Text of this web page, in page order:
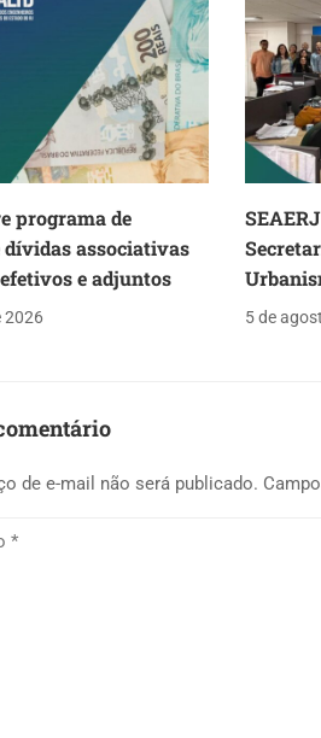
programa de
dívidas associativas
e adjuntos
2026 5 de
de e-mail não será publicado.